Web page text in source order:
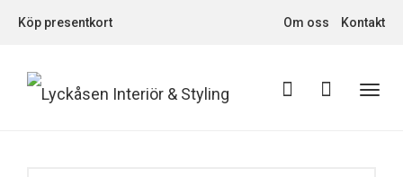
Köp presentkort Om oss Kontakt